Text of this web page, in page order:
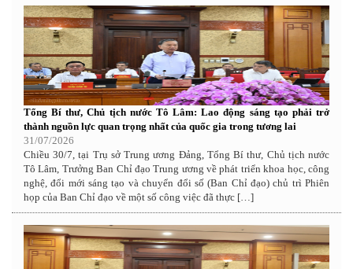
Tổng Bí thư, Chủ tịch nước Tô Lâm: Lao động sáng tạo phải trở
thành nguồn lực quan trọng nhất của quốc gia trong tương lai
31/07/2026
Chiều 30/7, tại Trụ sở Trung ương Đảng, Tổng Bí thư, Chủ tịch nước
Tô Lâm, Trưởng Ban Chỉ đạo Trung ương về phát triển khoa học, công
nghệ, đổi mới sáng tạo và chuyển đổi số (Ban Chỉ đạo) chủ trì Phiên
họp của Ban Chỉ đạo về một số công việc đã thực […]